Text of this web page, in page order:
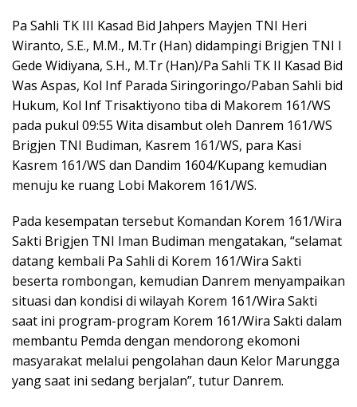
Pa Sahli TK III Kasad Bid Jahpers Mayjen TNI Heri
Wiranto, S.E., M.M., M.Tr (Han) didampingi Brigjen TNI I
Gede Widiyana, S.H., M.Tr (Han)/Pa Sahli TK II Kasad Bid
Was Aspas, Kol Inf Parada Siringoringo/Paban Sahli bid
Hukum, Kol Inf Trisaktiyono tiba di Makorem 161/WS
pada pukul 09:55 Wita disambut oleh Danrem 161/WS
Brigjen TNI Budiman, Kasrem 161/WS, para Kasi
Kasrem 161/WS dan Dandim 1604/Kupang kemudian
menuju ke ruang Lobi Makorem 161/WS.
Pada kesempatan tersebut Komandan Korem 161/Wira
Sakti Brigjen TNI Iman Budiman mengatakan, “selamat
datang kembali Pa Sahli di Korem 161/Wira Sakti
beserta rombongan, kemudian Danrem menyampaikan
situasi dan kondisi di wilayah Korem 161/Wira Sakti
saat ini program-program Korem 161/Wira Sakti dalam
membantu Pemda dengan mendorong ekomoni
masyarakat melalui pengolahan daun Kelor Marungga
yang saat ini sedang berjalan”, tutur Danrem.